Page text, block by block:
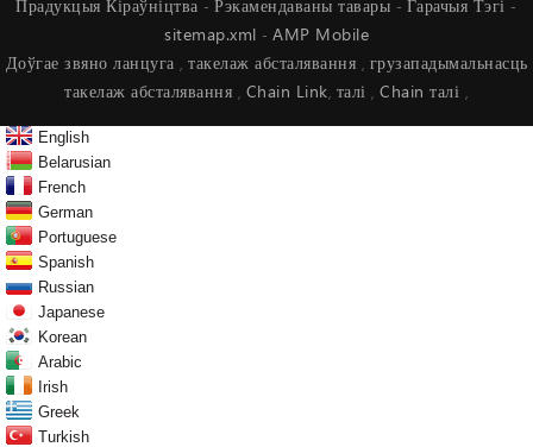
Прадукцыя Кіраўніцтва -Рэкамендаваны тавары - Гарачыя Тэгі -
sitemap.xml - AMP Mobile
Доўгае звяно ланцуга , такелаж абсталявання , грузападымальнасць
такелаж абсталявання , Chain Link, талі , Chain талі ,
English
Belarusian
French
German
Portuguese
Spanish
Russian
Japanese
Korean
Arabic
Irish
Greek
Turkish